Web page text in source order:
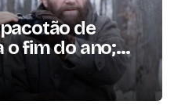
de
o fim do ano;